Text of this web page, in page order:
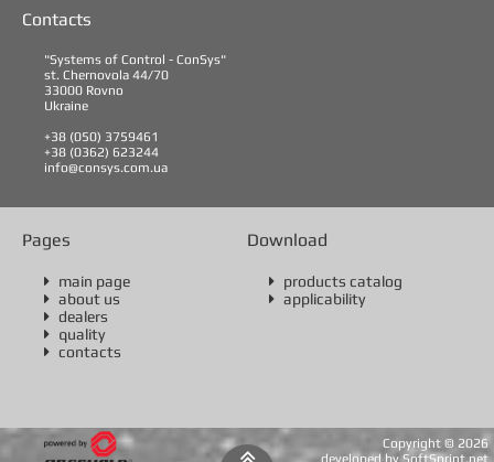
Contacts
"Systems of Control - ConSys"
st. Chernovola 44/70
33000 Rovno
Ukraine
+38 (050) 3759461
+38 (0362) 623244
info@consys.com.ua
Pages
 main page
 about us
 dealers
 quality
 contacts
Download
 products catalog
 applicability
Copyright © 2026
developed by SoftSprint.net